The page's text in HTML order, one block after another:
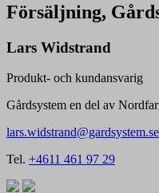
Försäljning,
Lars Widstrand
Produkt- och kundansvarig
Gårdsystem en del av
lars.widstrand@gardsystem.se
Tel. +4611 461 97 29